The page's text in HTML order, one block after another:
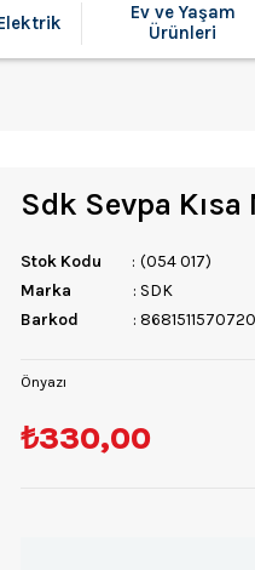
Ev ve Yaşam
Ürünleri
Sdk Sevpa
Stok Kodu
(054 017)
Marka
: SDK
Barkod
: 8681511570720
Önyazı
₺330,00